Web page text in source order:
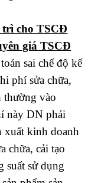
trì cho TSCĐ
giá TSCĐ
sai chế độ kế
phí sửa chữa,
vào
này DN phải
xuất kinh doanh
chữa, cải tạo
suất sử dụng